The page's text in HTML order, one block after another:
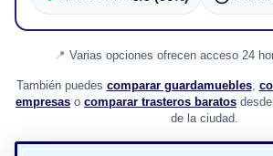
Varias opciones ofrecen acceso 24
También puedes comparar guardamuebles,
empresas o comparar trasteros baratos
de la ciudad.